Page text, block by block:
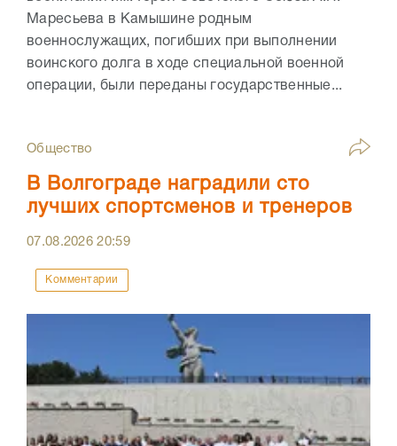
Маресьева в Камышине родным
военнослужащих, погибших при выполнении
воинского долга в ходе специальной военной
операции, были переданы государственные...
Общество
В Волгограде наградили сто
лучших спортсменов и тренеров
07.08.202620:59
Комментарии